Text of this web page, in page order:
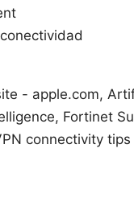
- apple.com,
Fortinet
connectivity